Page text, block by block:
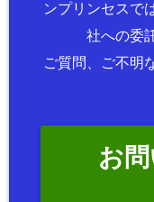
ンプリンセスで
社への委
ご質問、ご不明
お